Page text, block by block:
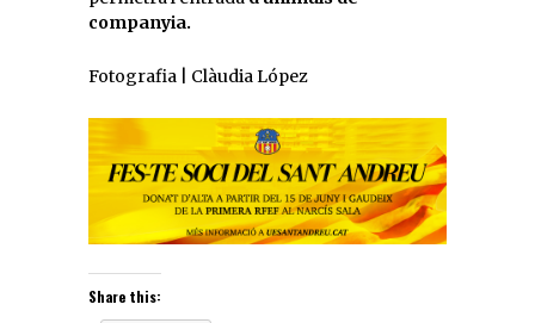
companyia.
Fotografia | Clàudia López
Share this: